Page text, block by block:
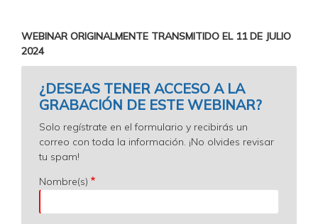
WEBINAR ORIGINALMENTE TRANSMITIDO EL 11 DE JULIO
2024
¿DESEAS TENER ACCESO A LA
GRABACIÓN DE ESTE WEBINAR?
Solo regístrate en el formulario y recibirás un
correo con toda la información. ¡No olvides revisar
tu spam!
Nombre(s)